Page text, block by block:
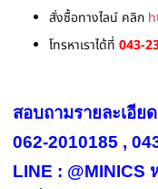
สั่งซื้อทางไลน์ คลิก
โทรหาเราได้ที่ 043-
สอบถามรายละเอีย
062-2010185 ,
LINE : @MINICS